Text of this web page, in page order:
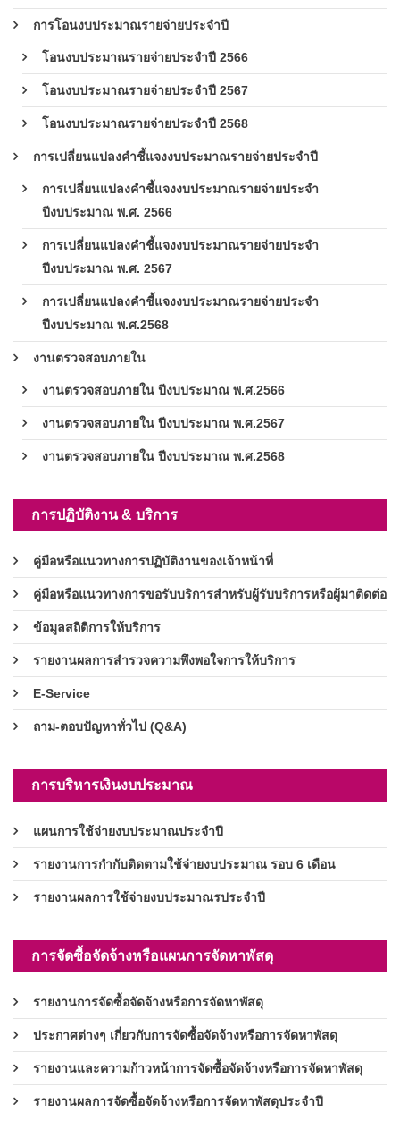
การโอนงบประมาณรายจ่ายประจำปี
โอนงบประมาณรายจ่ายประจำปี 2566
โอนงบประมาณรายจ่ายประจำปี 2567
โอนงบประมาณรายจ่ายประจำปี 2568
การเปลี่ยนแปลงคำชี้แจงงบประมาณรายจ่ายประจำปี
การเปลี่ยนแปลงคำชี้แจงงบประมาณรายจ่ายประจำ
ปีงบประมาณ พ.ศ. 2566
การเปลี่ยนแปลงคำชี้แจงงบประมาณรายจ่ายประจำ
ปีงบประมาณ พ.ศ. 2567
การเปลี่ยนแปลงคำชี้แจงงบประมาณรายจ่ายประจำ
ปีงบประมาณ พ.ศ.2568
งานตรวจสอบภายใน
งานตรวจสอบภายใน ปีงบประมาณ พ.ศ.2566
งานตรวจสอบภายใน ปีงบประมาณ พ.ศ.2567
งานตรวจสอบภายใน ปีงบประมาณ พ.ศ.2568
การปฏิบัติงาน & บริการ
คู่มือหรือแนวทางการปฏิบัติงานของเจ้าหน้าที่
คู่มือหรือแนวทางการขอรับบริการสำหรับผู้รับบริการหรือผู้มาติดต่อ
ข้อมูลสถิติการให้บริการ
รายงานผลการสำรวจความพึงพอใจการให้บริการ
E-Service
ถาม-ตอบปัญหาทั่วไป (Q&A)
การบริหารเงินงบประมาณ
แผนการใช้จ่ายงบประมาณประจำปี
รายงานการกำกับติดตามใช้จ่ายงบประมาณ รอบ 6 เดือน
รายงานผลการใช้จ่ายงบประมาณรประจำปี
การจัดซื้อจัดจ้างหรือแผนการจัดหาพัสดุ
รายงานการจัดซื้อจัดจ้างหรือการจัดหาพัสดุ
ประกาศต่างๆ เกี่ยวกับการจัดซื้อจัดจ้างหรือการจัดหาพัสดุ
รายงานและความก้าวหน้าการจัดซื้อจัดจ้างหรือการจัดหาพัสดุ
รายงานผลการจัดซื้อจัดจ้างหรือการจัดหาพัสดุประจำปี